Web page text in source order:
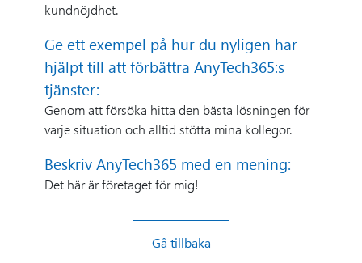
kundnöjdhet.
Ge ett exempel på hur du nyligen har
hjälpt till att förbättra AnyTech365:s
tjänster:
Genom att försöka hitta den bästa lösningen för
varje situation och alltid stötta mina kollegor.
Beskriv AnyTech365 med en mening:
Det här är företaget för mig!
Gå tillbaka